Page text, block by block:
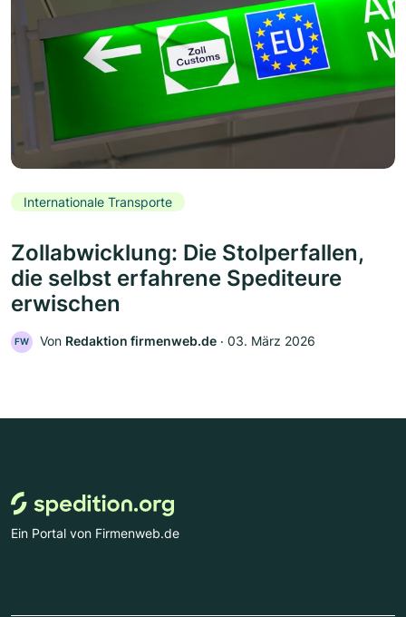
Internationale Transporte
Zollabwicklung: Die Stolperfallen,
die selbst erfahrene Spediteure
erwischen
FW Von Redaktion firmenweb.de ‧ 03. März 2026
Ein Portal von Firmenweb.de